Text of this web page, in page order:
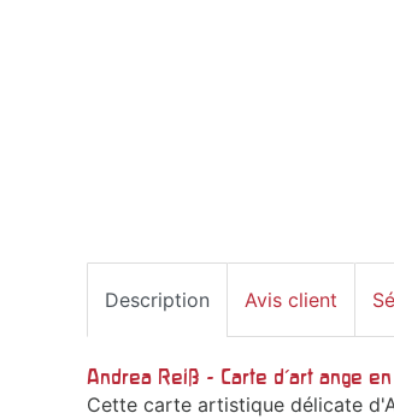
Description Avis client
Andrea Reiß - Carte d'art ange
Cette carte artistique délicate